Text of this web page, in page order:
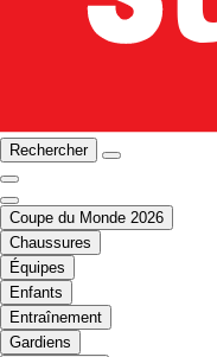
Rechercher
Coupe du Monde 2026
Chaussures
Équipes
Enfants
Entraînement
Gardiens